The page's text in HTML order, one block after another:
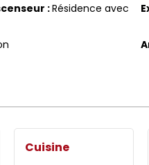
:Résidence avec
Cuisine